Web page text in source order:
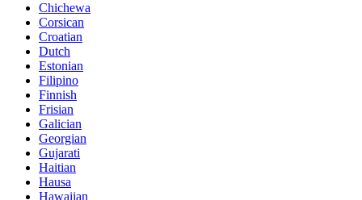
Chichewa
Corsican
Croatian
Dutch
Estonian
Filipino
Finnish
Frisian
Galician
Georgian
Gujarati
Haitian
Hausa
Hawaiian